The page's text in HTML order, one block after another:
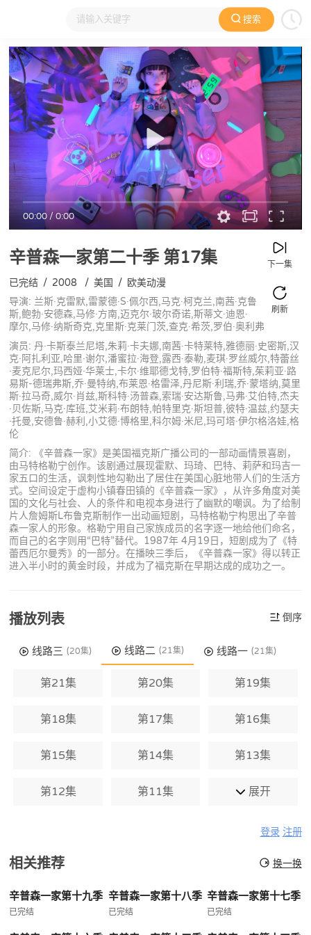
搜索
大家在看 日本动漫 国产动漫 欧美动漫 动漫电影
00:00/0:00
辛普森一家第二十季第17集 下一集
刷新
已完结 / 2008 / 美国 / 欧美动漫
导演: 兰斯·克雷默,雷蒙德·S·佩尔西,马克·柯克兰,南茜·克鲁
斯,鲍勃·安德森,马修·方南,迈克尔·玻尔奇诺,斯蒂文·迪恩·
摩尔,马修·纳斯奇克,克里斯·克莱门茨,查克·希茨,罗伯·奥利弗
演员: 丹·卡斯泰兰尼塔,朱莉·卡夫娜,南茜·卡特莱特,雅德丽·史密斯,汉
克·阿扎利亚,哈里·谢尔,潘蜜拉·海登,露西·泰勒,麦琪·罗丝威尔,特蕾丝
·麦克尼尔,玛西娅·华莱士,卡尔·维耶德戈特,罗伯特·福斯特,茱莉亚·路
易斯-德瑞弗斯,乔·曼特纳,布莱恩·格雷泽,丹尼斯·利瑞,乔·蒙塔纳,莫里
斯·拉马奇,威尔·肖兹,斯科特·汤普森,索瑞·安达斯鲁,马弗·艾伯特,杰夫
·贝佐斯,马克·库班,艾米莉·布朗特,帕特里克·斯坦普,彼特·温兹,约瑟夫
·托曼,安德鲁·赫利,小艾德·博格里,科尔姆·米尼,玛可塔·伊尔格洛娃,格
伦
简介: 《辛普森一家》是美国福克斯广播公司的一部动画情景喜剧，
由马特格勒宁创作。该剧通过展现霍默、玛琦、巴特、莉萨和玛吉一
家五口的生活，讽刺性地勾勒出了居住在美国心脏地带人们的生活方
式。空间设定于虚构小镇春田镇的《辛普森一家》，从许多角度对美
国的文化与社会、人的条件和电视本身进行了幽默的嘲讽。为了给制
片人詹姆斯L布鲁克斯制作一出动画短剧，马特格勒宁构思出了辛普
森一家人的形象。格勒宁用自己家族成员的名字逐一地给他们命名，
而自己的名字则用“巴特”替代。1987年 4月19日，短剧成为了《特
蕾西厄尔曼秀》的一部分。在播映三季后，《辛普森一家》得以转正
进入半小时的黄金时段，并成为了福克斯在早期达成的成功之一。
播放列表 倒序
线路三 (20集) 线路二 (21集) 线路一 (21集)
第21集 第20集 第19集
第18集 第17集 第16集
第15集 第14集 第13集
第12集 第11集 展开
登录 注册
相关推荐 换一换
辛普森一家第十九季
已完结
辛普森一家第十八季
已完结
辛普森一家第十七季
已完结